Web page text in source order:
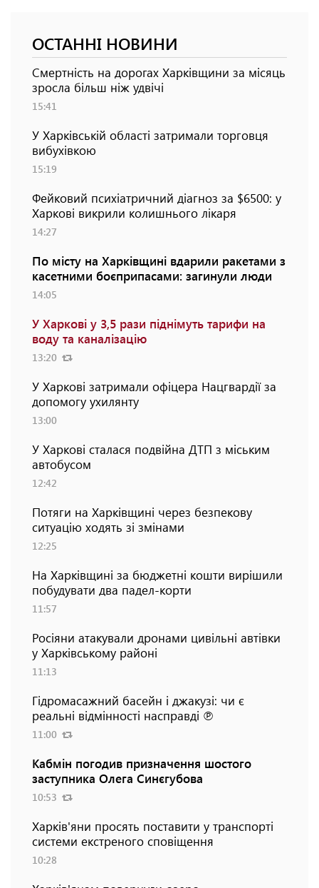
ОСТАННІ НОВИНИ
Смертність на дорогах Харківщини за місяць
зросла більш ніж удвічі
15:41
У Харківській області затримали торговця
вибухівкою
15:19
Фейковий психіатричний діагноз за $6500: у
Харкові викрили колишнього лікаря
14:27
По місту на Харківщині вдарили ракетами з
касетними боєприпасами: загинули люди
14:05
У Харкові у 3,5 рази піднімуть тарифи на
воду та каналізацію
13:20
У Харкові затримали офіцера Нацгвардії за
допомогу ухилянту
13:00
У Харкові сталася подвійна ДТП з міським
автобусом
12:42
Потяги на Харківщині через безпекову
ситуацію ходять зі змінами
12:25
На Харківщині за бюджетні кошти вирішили
побудувати два падел-корти
11:57
Росіяни атакували дронами цивільні автівки
у Харківському районі
11:13
Гідромасажний басейн і джакузі: чи є
реальні відмінності насправді ℗
11:00
Кабмін погодив призначення шостого
заступника Олега Синєгубова
10:53
Харків'яни просять поставити у транспорті
системи екстреного сповіщення
10:28